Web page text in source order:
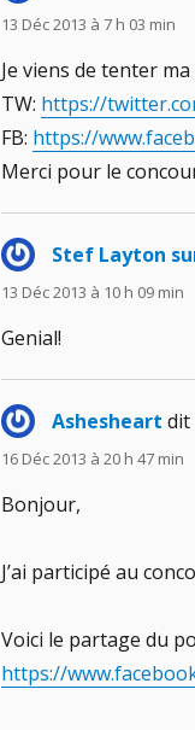
13 Déc 2013 à 7 h 03 min
Je viens de tenter
TW: https://
FB: https://
Merci pour le
Stef Layton
13 Déc 2013 à 10 h 09 min
Genial!
Ashesheart dit
16 Déc 2013 à 20 h 47 min
Bonjour,
J’ai participé au
Voici le partage du
https://